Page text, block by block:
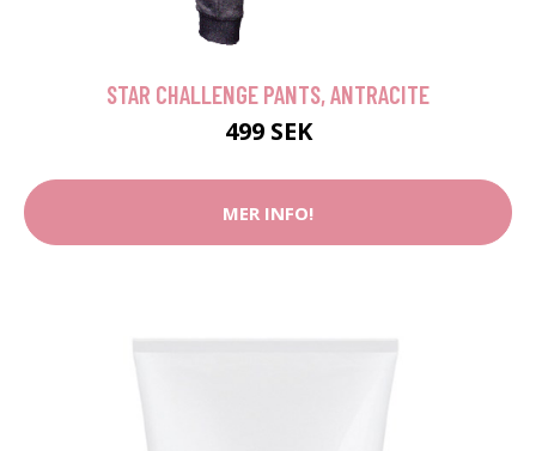
STAR CHALLENGE PANTS, ANTRACITE
499 SEK
MER INFO!